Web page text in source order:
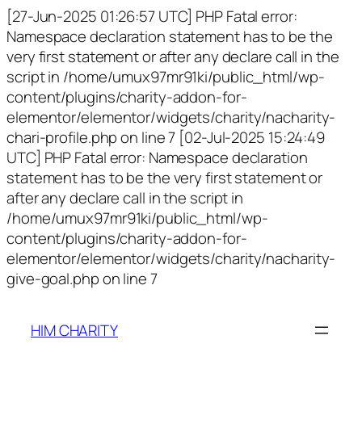
[27-Jun-2025 01:26:57 UTC] PHP Fatal error:
Namespace declaration statement has to be the
very first statement or after any declare call in the
script in /home/umux97mr91ki/public_html/wp-
content/plugins/charity-addon-for-
elementor/elementor/widgets/charity/nacharity-
chari-profile.php on line 7 [02-Jul-2025 15:24:49
UTC] PHP Fatal error: Namespace declaration
statement has to be the very first statement or
after any declare call in the script in
/home/umux97mr91ki/public_html/wp-
content/plugins/charity-addon-for-
elementor/elementor/widgets/charity/nacharity-
give-goal.php on line 7
HIM CHARITY